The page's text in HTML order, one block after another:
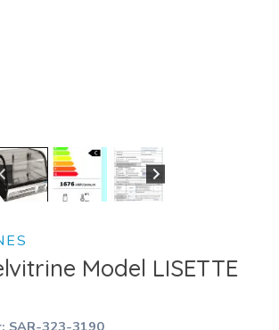
Model LISETTE
SAR-323-3190